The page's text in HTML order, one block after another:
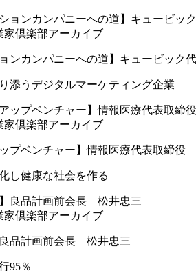
家倶楽部アーカイブ
ンカンパニーへの道】キュービック
添うデジタルマーケティング企業
家倶楽部アーカイブ
ップベンチャー】情報医療代表取締役
し健康な社会を作る
家倶楽部アーカイブ
良品計画前会長 松井忠三
95％